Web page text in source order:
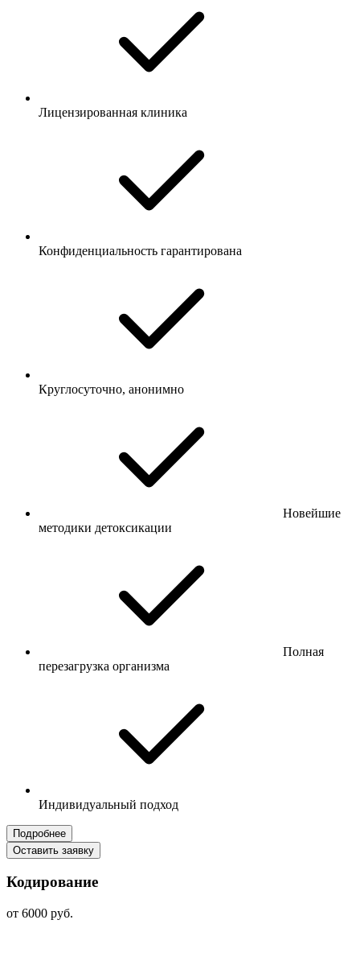
Лицензированная клиника
Конфиденциальность гарантирована
Круглосуточно, анонимно
Новейшие
методики детоксикации
Полная
перезагрузка организма
Индивидуальный подход
Подробнее
Оставить заявку
Кодирование
от 6000 руб.